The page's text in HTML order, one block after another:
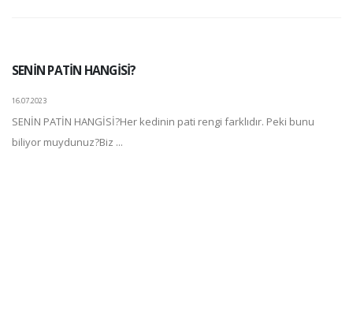
SENİN PATİN HANGİSİ?
16.07.2023
SENİN PATİN HANGİSİ?Her kedinin pati rengi farklıdır. Peki bunu
biliyor muydunuz?Biz ...